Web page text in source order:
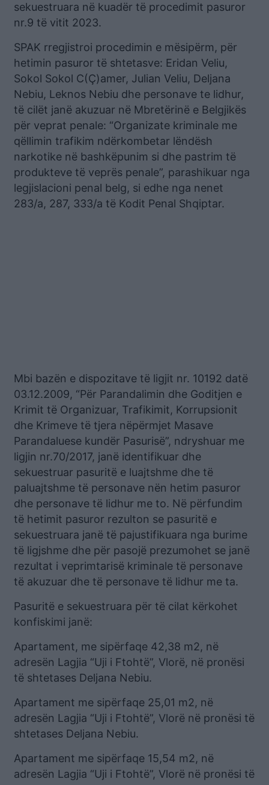
sekuestruara në kuadër të procedimit pasuror
nr.9 të vitit 2023.
SPAK rregjistroi procedimin e mësipërm, për
hetimin pasuror të shtetasve: Eridan Veliu,
Sokol Sokol C(Ç)amer, Julian Veliu, Deljana
Nebiu, Leknos Nebiu dhe personave te lidhur,
të cilët janë akuzuar në Mbretërinë e Belgjikës
për veprat penale: “Organizate kriminale me
qëllimin trafikim ndërkombetar lëndësh
narkotike në bashkëpunim si dhe pastrim të
produkteve të veprës penale”, parashikuar nga
legjislacioni penal belg, si edhe nga nenet
283/a, 287, 333/a të Kodit Penal Shqiptar.
Mbi bazën e dispozitave të ligjit nr. 10192 datë
03.12.2009, “Për Parandalimin dhe Goditjen e
Krimit të Organizuar, Trafikimit, Korrupsionit
dhe Krimeve të tjera nëpërmjet Masave
Parandaluese kundër Pasurisë”, ndryshuar me
ligjin nr.70/2017, janë identifikuar dhe
sekuestruar pasuritë e luajtshme dhe të
paluajtshme të personave nën hetim pasuror
dhe personave të lidhur me to. Në përfundim
të hetimit pasuror rezulton se pasuritë e
sekuestruara janë të pajustifikuara nga burime
të ligjshme dhe për pasojë prezumohet se janë
rezultat i veprimtarisë kriminale të personave
të akuzuar dhe të personave të lidhur me ta.
Pasuritë e sekuestruara për të cilat kërkohet
konfiskimi janë:
Apartament, me sipërfaqe 42,38 m2, në
adresën Lagjia “Uji i Ftohtë”, Vlorë, në pronësi
të shtetases Deljana Nebiu.
Apartament me sipërfaqe 25,01 m2, në
adresën Lagjia “Uji i Ftohtë”, Vlorë në pronësi të
shtetases Deljana Nebiu.
Apartament me sipërfaqe 15,54 m2, në
adresën Lagjia “Uji i Ftohtë”, Vlorë në pronësi të